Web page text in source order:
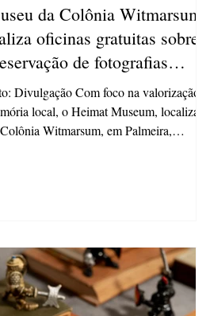
da Colônia Witmarsum
oficinas gratuitas sobre
de fotografias
Divulgação Com foco na valorização da
local, o Heimat Museum, localizado
Witmarsum, em Palmeira,